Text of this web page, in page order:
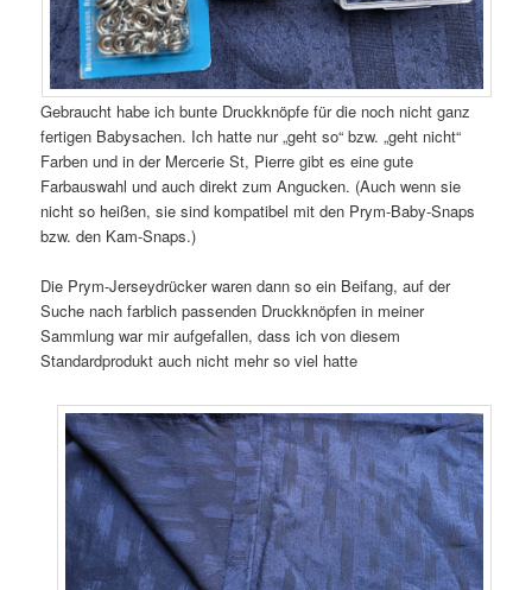
Gebraucht habe ich bunte Druckknöpfe für die noch nicht ganz
fertigen Babysachen. Ich hatte nur „geht so“ bzw. „geht nicht“
Farben und in der Mercerie St, Pierre gibt es eine gute
Farbauswahl und auch direkt zum Angucken. (Auch wenn sie
nicht so heißen, sie sind kompatibel mit den Prym-Baby-Snaps
bzw. den Kam-Snaps.)
Die Prym-Jerseydrücker waren dann so ein Beifang, auf der
Suche nach farblich passenden Druckknöpfen in meiner
Sammlung war mir aufgefallen, dass ich von diesem
Standardprodukt auch nicht mehr so viel hatte